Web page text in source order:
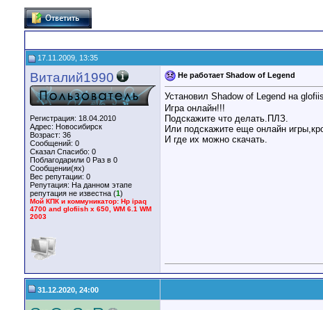
17.11.2009, 13:35
Виталий1990
Регистрация: 18.04.2010
Адрес: Новосибирск
Возраст: 36
Сообщений: 0
Сказал Спасибо: 0
Поблагодарили 0 Раз в 0
Сообщении(ях)
Вес репутации: 0
Репутация: На данном этапе
репутация не известна (1)
Мой КПК и коммуникатор: Hp ipaq
4700 and glofiish x 650, WM 6.1 WM
2003
Не работает Shadow of Legend
Установил Shadow of Legend на
Игра онлайн!!!
Подскажите что делать.ПЛЗ.
Или подскажите еще онлайн
И где их можно скачать.
31.12.2020, 24:00